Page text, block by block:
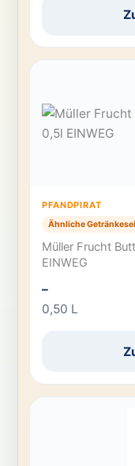
PFANDPIRAT
Ähnliche
Müller Frucht
EINWEG
–
0,50 L